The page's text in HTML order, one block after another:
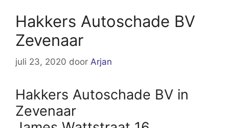
Hakkers Autoschade BV
Zevenaar
juli 23, 2020 door Arjan
Hakkers Autoschade BV in
Zevenaar